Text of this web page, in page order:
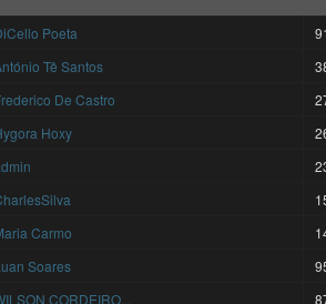
Poeta
Tê Santos
De Castro
Hoxy
Carmo
Soares
CORDEIRO...